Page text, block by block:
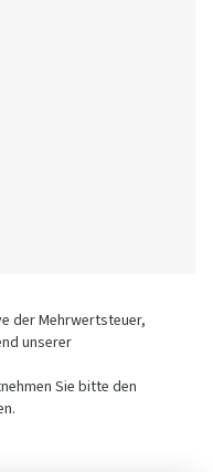
der Mehrwertsteuer,
unserer
Sie bitte den